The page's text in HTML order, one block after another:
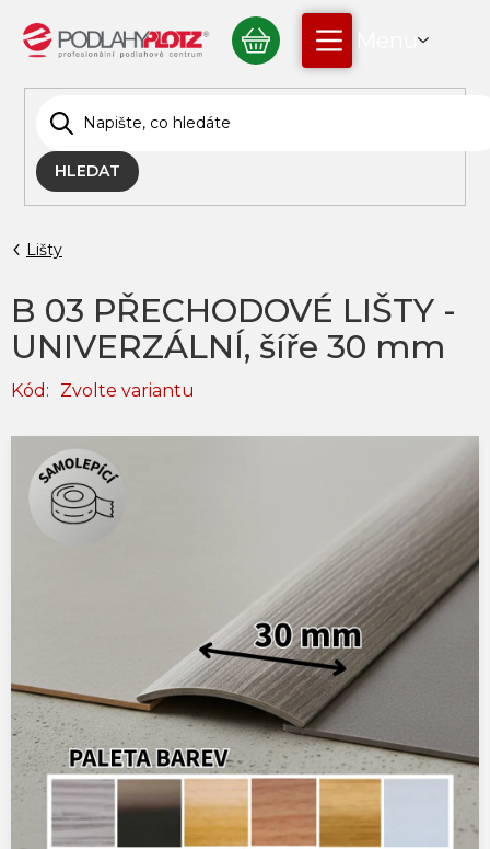
obsah
HLEDAT
NÁKUPNÍ
KOŠÍK
Lišty
B 03 PŘECHODOVÉ LIŠTY -
UNIVERZÁLNÍ, šíře 30 mm
Kód: Zvolte variantu